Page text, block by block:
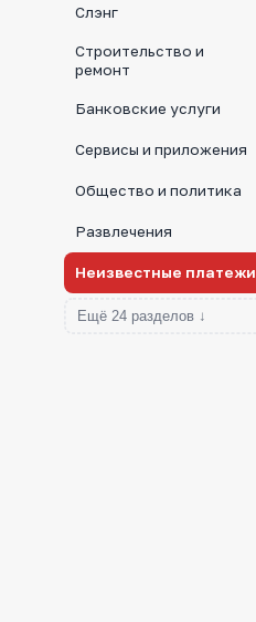
Слэнг
Строительство и
ремонт
Банковские услуги
Сервисы и приложения
Общество и политика
Развлечения
Неизвестные платежи
Ещё 24 разделов ↓